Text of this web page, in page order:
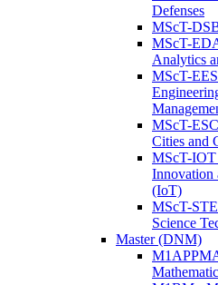
Defenses
MScT-
MScT-
Analytics
MScT-
MScT-
Cities and
MScT-IOT
Innovation
(IoT)
MScT-
Science
Master (DNM)